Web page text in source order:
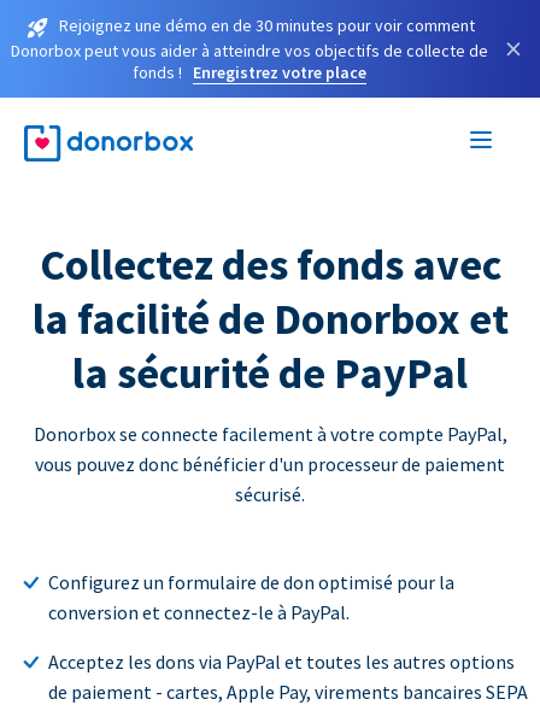
Rejoignez une démo en de 30 minutes pour voir comment
Donorbox peut vous aider à atteindre vos objectifs de collecte de
fonds !
Enregistrez votre place
×
Collectez des fonds avec
la facilité de Donorbox et
la sécurité de PayPal
Donorbox se connecte facilement à votre compte PayPal,
vous pouvez donc bénéficier d'un processeur de paiement
sécurisé.
Configurez un formulaire de don optimisé pour la
conversion et connectez-le à PayPal.
Acceptez les dons via PayPal et toutes les autres options
de paiement - cartes, Apple Pay, virements bancaires SEPA